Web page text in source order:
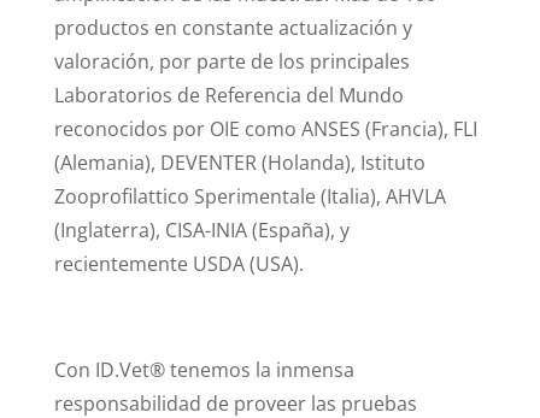
productos en constante actualización y
valoración, por parte de los principales
Laboratorios de Referencia del Mundo
reconocidos por OIE como ANSES (Francia), FLI
(Alemania), DEVENTER (Holanda), Istituto
Zooprofilattico Sperimentale (Italia), AHVLA
(Inglaterra), CISA-INIA (España), y
recientemente USDA (USA).
Con ID.Vet® tenemos la inmensa
responsabilidad de proveer las pruebas